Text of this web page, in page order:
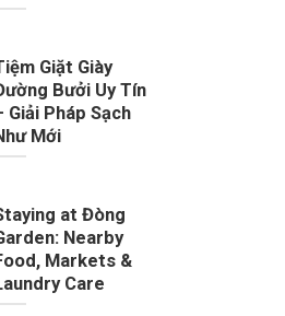
Giặt Giày
Bưởi Uy Tín
Giải Pháp Sạch
Mới
at Đòng
Nearby
Markets &
Care